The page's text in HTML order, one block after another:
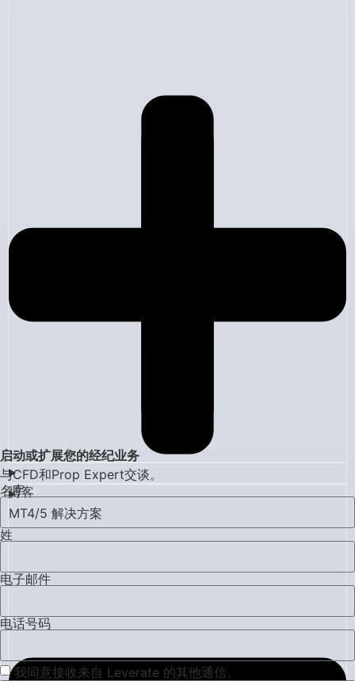
博客
MT4/5 解决方案
启动或扩展您的经纪业务
与CFD和Prop Expert交谈。
名字
姓
电子邮件
电话号码
我同意接收来自 Leverate 的其他通信。